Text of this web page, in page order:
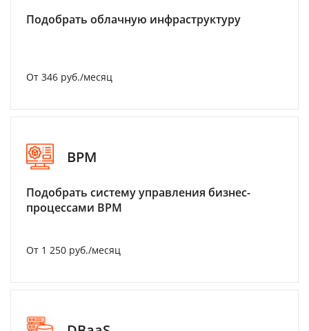
Подобрать облачную инфраструктуру
От 346 руб./месяц
BPM
Подобрать систему управления бизнес-
процессами BPM
От 1 250 руб./месяц